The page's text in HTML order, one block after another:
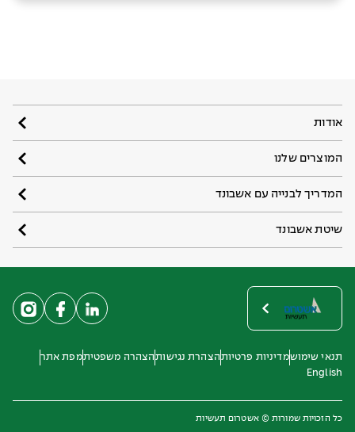
אודות
המוצרים שלנו
המדריך לבנייה עם אשבונד
שיטת אשבונד
תנאי שימושמדיניות פרטיותהצהרת נגישותהצהרה משפטיתמפת אתר
English
כל הזכויות שמורות © אשטרום תעשיות